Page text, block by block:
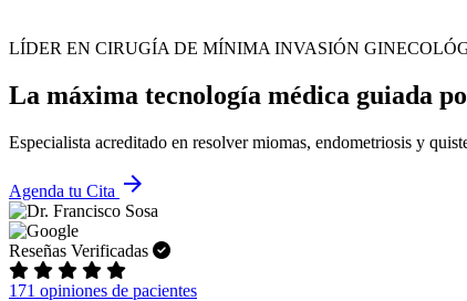
LÍDER EN CIRUGÍA DE MÍNIMA INVASIÓN
La máxima tecnología médica guiada
Especialista acreditado en resolver miomas, endometriosis y
Agenda tu Cita arrow_forward
Reseñas Verificadas
171 opiniones de pacientes